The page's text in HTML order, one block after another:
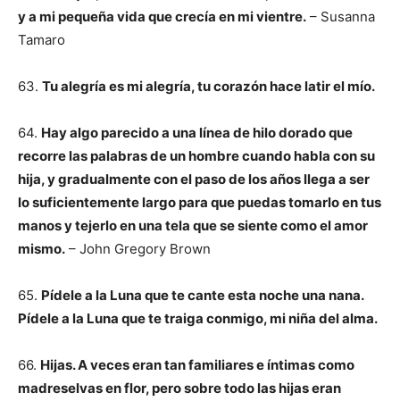
y a mi pequeña vida que crecía en mi vientre. – Susanna
Tamaro
63. Tu alegría es mi alegría, tu corazón hace latir el mío.
64. Hay algo parecido a una línea de hilo dorado que
recorre las palabras de un hombre cuando habla con su
hija, y gradualmente con el paso de los años llega a ser
lo suficientemente largo para que puedas tomarlo en tus
manos y tejerlo en una tela que se siente como el amor
mismo. – John Gregory Brown
65. Pídele a la Luna que te cante esta noche una nana.
Pídele a la Luna que te traiga conmigo, mi niña del alma.
66. Hijas. A veces eran tan familiares e íntimas como
madreselvas en flor, pero sobre todo las hijas eran